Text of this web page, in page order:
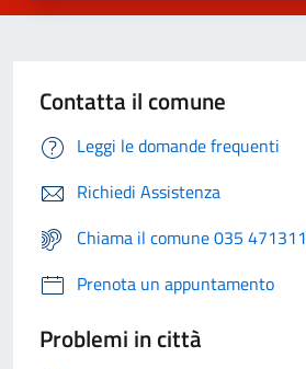
Contatta il comune
Leggi le domande frequenti
Richiedi Assistenza
Chiama il comune 035 471311
Prenota un appuntamento
Problemi in città